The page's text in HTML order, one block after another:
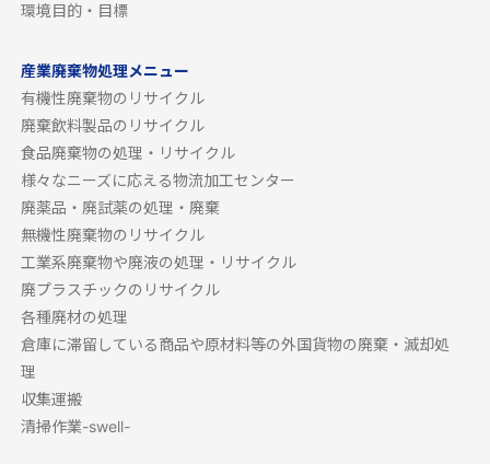
環境目的・目標
産業廃棄物処理メニュー
有機性廃棄物のリサイクル
廃棄飲料製品のリサイクル
食品廃棄物の処理・リサイクル
様々なニーズに応える物流加工センター
廃薬品・廃試薬の処理・廃棄
無機性廃棄物のリサイクル
工業系廃棄物や廃液の処理・リサイクル
廃プラスチックのリサイクル
各種廃材の処理
倉庫に滞留している商品や原材料等の外国貨物の廃棄・滅却処
理
収集運搬
清掃作業-swell-